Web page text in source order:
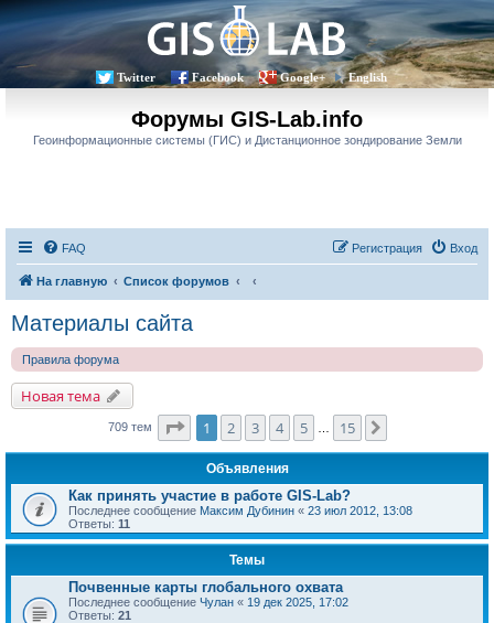
Twitter Facebook Google+ English
Форумы GIS-Lab.info
Геоинформационные системы (ГИС) и Дистанционное зондирование Земли
FAQ Вход
Регистрация
На главную Список форумов
Материалы сайта
Правила форума
Новая тема
709 тем Страница1 из
1 2 3 4 5 15
Объявления
Как принять участие в работе GIS-Lab?
Последнее сообщение Максим Дубинин « 23 июл 2012, 13:08
Ответы: 11
Темы
Почвенные карты глобального охвата
Последнее сообщение Чулан « 19 дек 2025, 17:02
Ответы: 21